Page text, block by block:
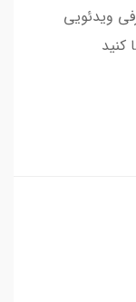
ویدئویی
کنید